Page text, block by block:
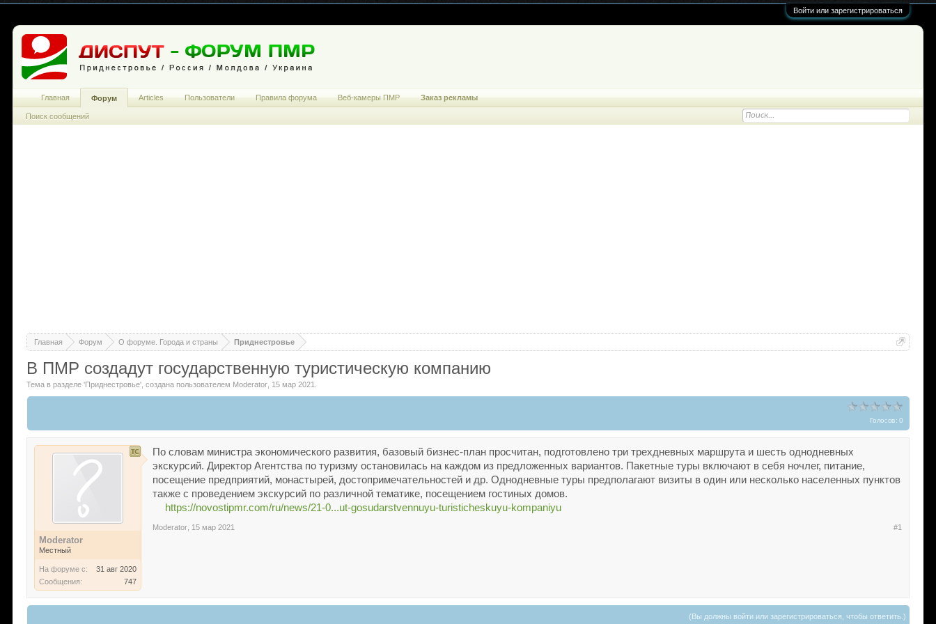
Войти или зарегистрироваться
Главная Форум О форуме. Города и страны Приднестровье
В ПМР создадут государственную туристическую компанию
Тема в разделе 'Приднестровье' , создана пользователем Moderator 15 мар 2021
Голосов: 0
Moderator
Местный
На форуме с:
31 авг 2020
Сообщения:
747
По словам министра экономического развития, базовый бизнес-план просчитан, подготовлено три трехдневных маршрута и шесть однодневных
экскурсий. Директор Агентства по туризму остановилась на каждом из предложенных вариантов. Пакетные туры включают в себя ночлег, питание,
посещение предприятий, монастырей, достопримечательностей и др. Однодневные туры предполагают визиты в один или несколько населенных пунктов
также с проведением экскурсий по различной тематике, посещением гостиных домов.
https://novostipmr.com/ru/news/21-0...ut-gosudarstvennuyu-turisticheskuyu-kompaniyu
Moderator 15 мар 2021 #1
(Вы должны войти или зарегистрироваться, чтобы ответить.)
Главная Форум
Поиск сообщений
Articles Пользователи Правила форума Веб-камеры ПМР Заказ рекламы